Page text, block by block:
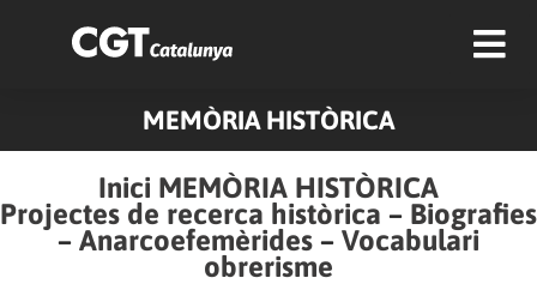
MEMÒRIA HISTÒRICA
Inici MEMÒRIA HISTÒRICA
Projectes de recerca històrica – Biografies
– Anarcoefemèrides – Vocabulari
obrerisme